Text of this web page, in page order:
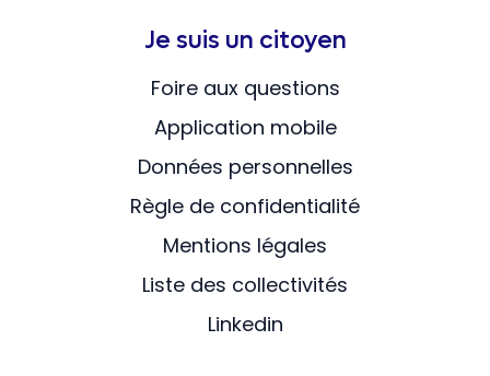
Je suis un citoyen
Foire aux questions
Application mobile
Données personnelles
Règle de confidentialité
Mentions légales
Liste des collectivités
Linkedin